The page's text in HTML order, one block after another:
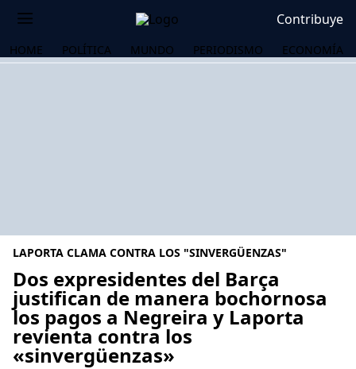
Contribuye
HOME POLÍTICA MUNDO PERIODISMO ECONOMÍA
LAPORTA CLAMA CONTRA LOS "SINVERGÜENZAS"
Dos expresidentes del Barça
justifican de manera bochornosa
los pagos a Negreira y Laporta
revienta contra los
«sinvergüenzas»